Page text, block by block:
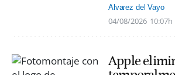
Alvarez del Vayo
04/08/2026 10:07h
Apple